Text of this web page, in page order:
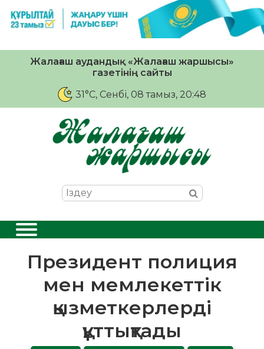
Жалағаш аудандық «Жалағаш жаршысы»
газетінің сайты
31°C, Сенбі, 08 тамыз, 20:48
Президент полиция
мен мемлекеттік
қызметкерлерді
құттықтады